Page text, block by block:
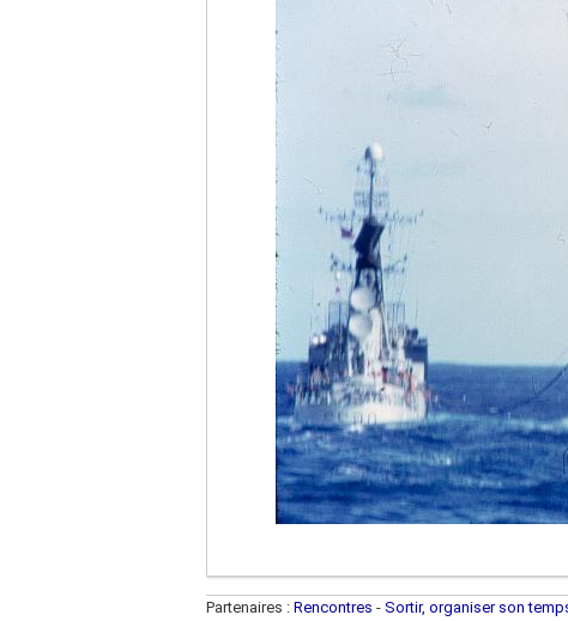
Partenaires : Rencontres - Sortir, organiser son